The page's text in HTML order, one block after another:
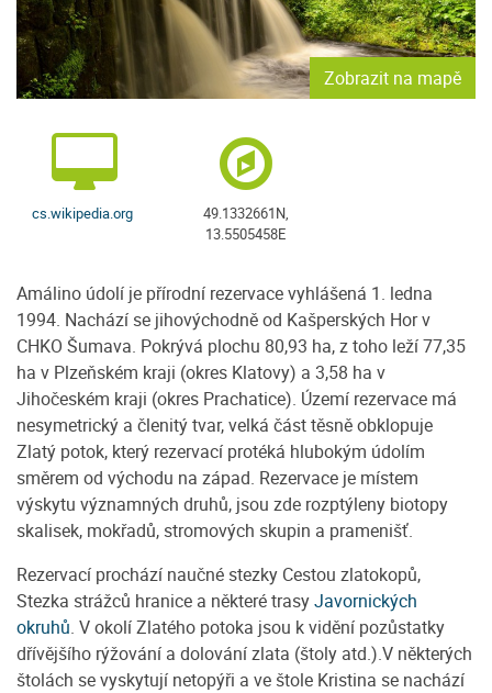
Zobrazit na mapě
cs.wikipedia.org
49.1332661N,
13.5505458E
Amálino údolí je přírodní rezervace vyhlášená 1. ledna
1994. Nachází se jihovýchodně od Kašperských Hor v
CHKO Šumava. Pokrývá plochu 80,93 ha, z toho leží 77,35
ha v Plzeňském kraji (okres Klatovy) a 3,58 ha v
Jihočeském kraji (okres Prachatice). Území rezervace má
nesymetrický a členitý tvar, velká část těsně obklopuje
Zlatý potok, který rezervací protéká hlubokým údolím
směrem od východu na západ. Rezervace je místem
výskytu významných druhů, jsou zde rozptýleny biotopy
skalisek, mokřadů, stromových skupin a pramenišť.
Rezervací prochází naučné stezky Cestou zlatokopů,
Stezka strážců hranice a některé trasyJavornických
okruhů. V okolí Zlatého potoka jsou k vidění pozůstatky
dřívějšího rýžování a dolování zlata (štoly atd.).V některých
štolách se vyskytují netopýři a ve štole Kristina se nachází